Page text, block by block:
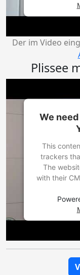
Der im Video
Plissee
We
This
trackers
The
with their